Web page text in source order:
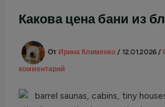
Какова цена бани из
От Ирина Клименко/ 12.01.2026/
комментарий